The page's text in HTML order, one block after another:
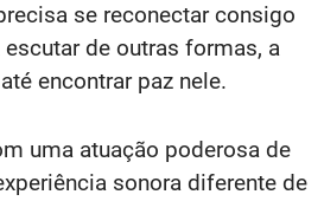
se reconectar consigo
de outras formas, a
encontrar paz nele.
uma atuação poderosa de
sonora diferente de